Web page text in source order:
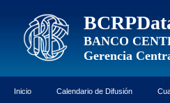
BANCO
Gerencia
Inicio Calendario de Difusión